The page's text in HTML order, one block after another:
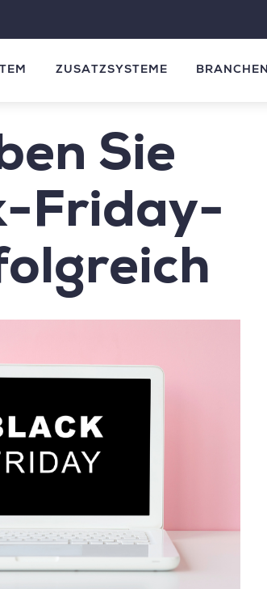
ZUSATZSYSTEME BRANCHEN
Sie
Friday-